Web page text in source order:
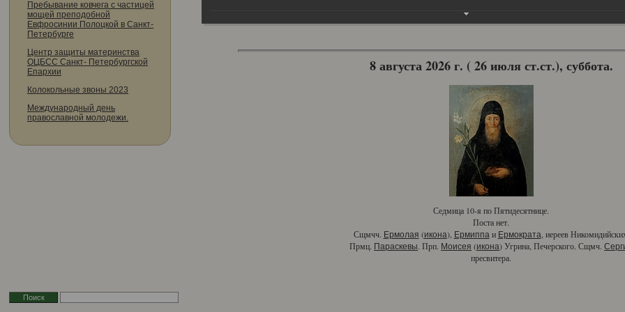
Пребывание ковчега с частицей
мощей преподобной
Евфросинии Полоцкой в Санкт-
Петербурге
Центр защиты материнства
ОЦБСС Санкт- Петербургской
Епархии
Колокольные звоны 2023
Международный день
православной молодежи.
8 августа 2026 г. ( 26 июля ст.ст.), суббота.
Седмица 10-я по Пятидесятнице.
Поста нет.
Сщмчч. Ермолая (икона), Ермиппа и Ермократа , иереев
Прмц. Параскевы. Прп. Моисея (икона) Угрина, Печерского. Сщмч.
пресвитера.